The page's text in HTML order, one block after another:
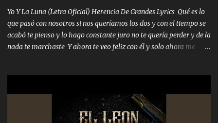
A veces me pongo un sombrero a veces me ven la cachucha de lado
con la mirada siempre en alto A veces me fajó una super o a veces
me fajó una Glock siempre armado todas las generaciones yo
traigo El chiste es que hago lo que quiero pues así soy me mandó
Yo Y La Luna (Letra Oficial) Herencia De Grandes Lyrics Qué es lo
que pasó con nosotros si nos queríamos los dos y con el tiempo se
acabó te pienso y lo hago constante juro no te quería perder y de la
nada te marchaste Y ahora te veo feliz con él y solo ahora me
pero eso ya no va a pasar me perderé en la soledad Porque me
mirabas bonito si yo no fui el final feliz el final fue triste pa mí Y
duele no tenerte aquí sabiendo que moría por ti yo y la luna